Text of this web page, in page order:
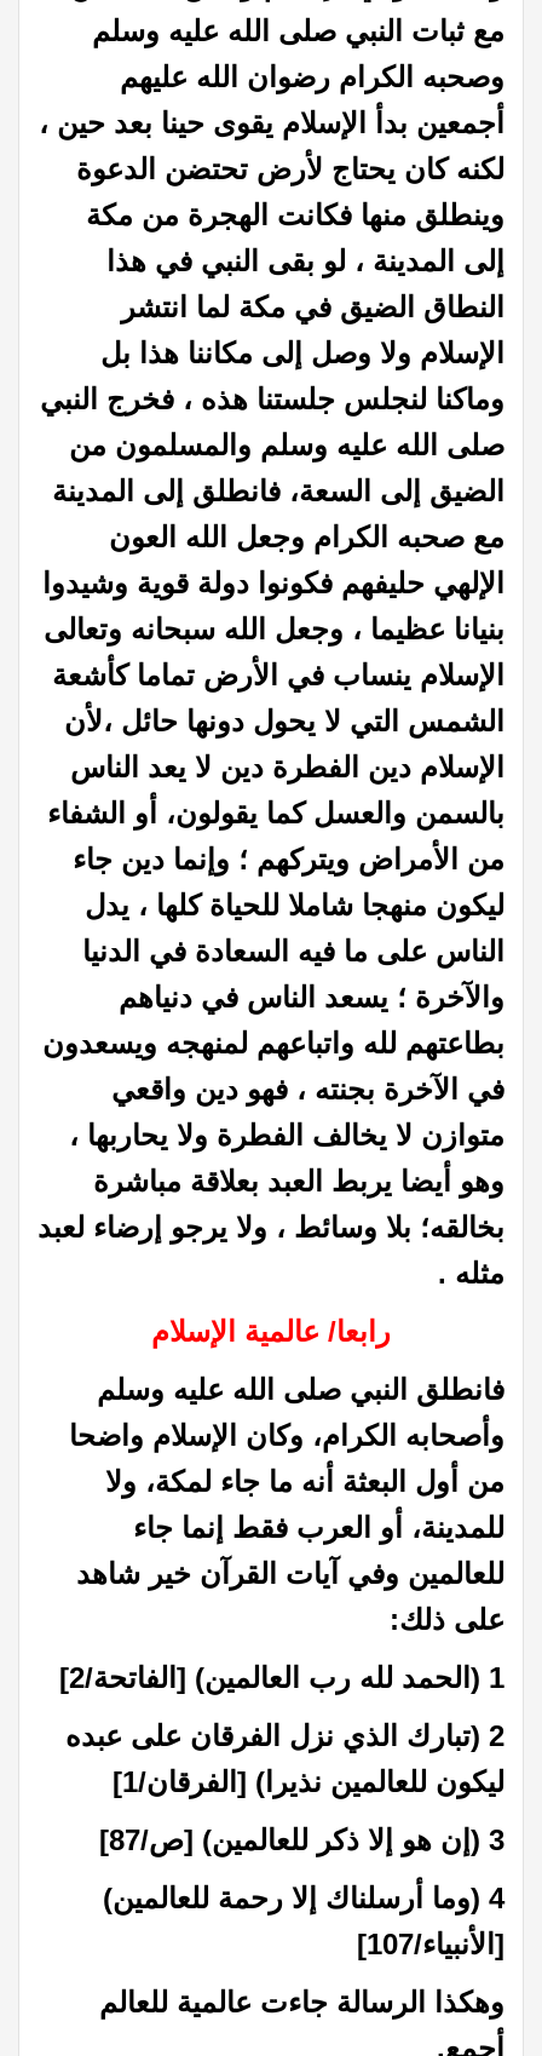
مع ثبات النبي صلى الله عليه وسلم
وصحبه الكرام رضوان الله عليهم
أجمعين بدأ الإسلام يقوى حينا بعد حين ،
لكنه كان يحتاج لأرض تحتضن الدعوة
وينطلق منها فكانت الهجرة من مكة
إلى المدينة ، لو بقى النبي في هذا
النطاق الضيق في مكة لما انتشر
الإسلام ولا وصل إلى مكاننا هذا بل
وماكنا لنجلس جلستنا هذه ، فخرج النبي
صلى الله عليه وسلم والمسلمون من
الضيق إلى السعة، فانطلق إلى المدينة
مع صحبه الكرام وجعل الله العون
الإلهي حليفهم فكونوا دولة قوية وشيدوا
بنيانا عظيما ، وجعل الله سبحانه وتعالى
الإسلام ينساب في الأرض تماما كأشعة
الشمس التي لا يحول دونها حائل ،لأن
الإسلام دين الفطرة دين لا يعد الناس
بالسمن والعسل كما يقولون، أو الشفاء
من الأمراض ويتركهم ؛ وإنما دين جاء
ليكون منهجا شاملا للحياة كلها ، يدل
الناس على ما فيه السعادة في الدنيا
والآخرة ؛ يسعد الناس في دنياهم
بطاعتهم لله واتباعهم لمنهجه ويسعدون
في الآخرة بجنته ، فهو دين واقعي
متوازن لا يخالف الفطرة ولا يحاربها ،
وهو أيضا يربط العبد بعلاقة مباشرة
بخالقه؛ بلا وسائط ، ولا يرجو إرضاء لعبد
مثله .
رابعا/ عالمية الإسلام
فانطلق النبي صلى الله عليه وسلم
وأصحابه الكرام، وكان الإسلام واضحا
من أول البعثة أنه ما جاء لمكة، ولا
للمدينة، أو العرب فقط إنما جاء
للعالمين وفي آيات القرآن خير شاهد
على ذلك:
1 (الحمد لله رب العالمين) [الفاتحة/2]
2 (تبارك الذي نزل الفرقان على عبده
ليكون للعالمين نذيرا) [الفرقان/1]
3 (إن هو إلا ذكر للعالمين) [ص/87]
4 (وما أرسلناك إلا رحمة للعالمين)
[الأنبياء/107]
وهكذا الرسالة جاءت عالمية للعالم
أجمع.